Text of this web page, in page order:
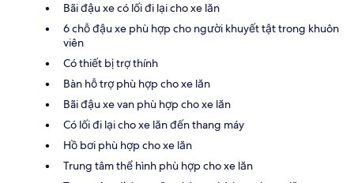
Bãi đậu xe có lối đi lại cho xe lăn
6 chỗ đậu xe phù hợp cho người khuyết tật trong khuôn
viên
Có thiết bị trợ thính
Bàn hỗ trợ phù hợp cho xe lăn
Bãi đậu xe van phù hợp cho xe lăn
Có lối đi lại cho xe lăn đến thang máy
Hồ bơi phù hợp cho xe lăn
Trung tâm thể hình phù hợp cho xe lăn